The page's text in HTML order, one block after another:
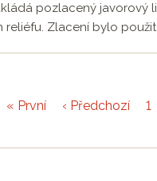
pozlacený javorový
reliéfu. Zlacení bylo
« První ‹ Předchozí 1